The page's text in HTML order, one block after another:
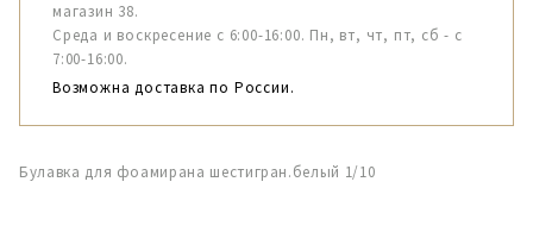
магазин 38.
Среда и воскресение с 6:00-16:00. Пн, вт, чт, пт, сб - с
7:00-16:00.
Возможна доставка по России.
Булавка для фоамирана шестигран.белый 1/10